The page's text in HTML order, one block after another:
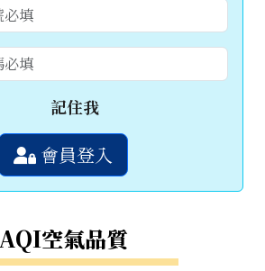
記住我
會員登入
AQI空氣品質